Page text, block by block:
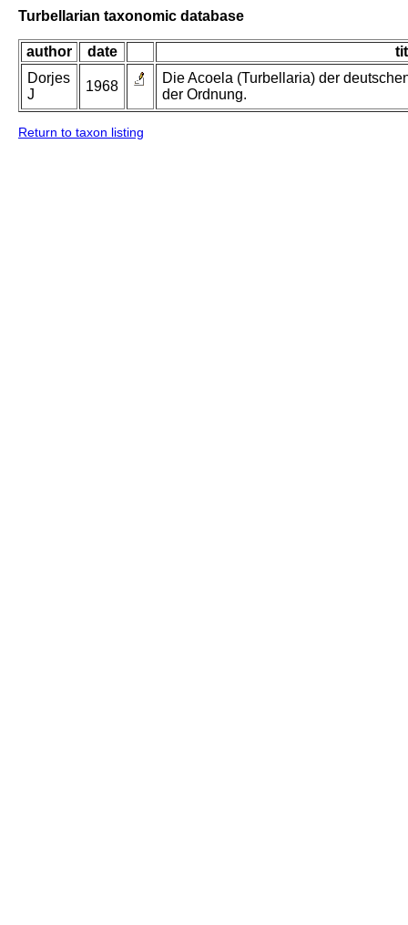
Turbellarian taxonomic database
author date
Dorjes
J
1968
Die Acoela (Turbellaria) der
der Ordnung.
Return to taxon listing